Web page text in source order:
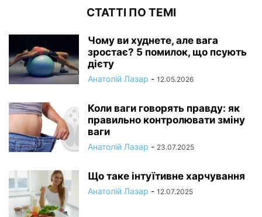
СТАТТІ ПО ТЕМІ
Чому ви худнете, але вага
зростає? 5 помилок, що псують
дієту
Анатолій Лазар - 12.05.2026
Коли ваги говорять правду: як
правильно контролювати зміну
ваги
Анатолій Лазар - 23.07.2025
Що таке інтуїтивне харчування
Анатолій Лазар - 12.07.2025